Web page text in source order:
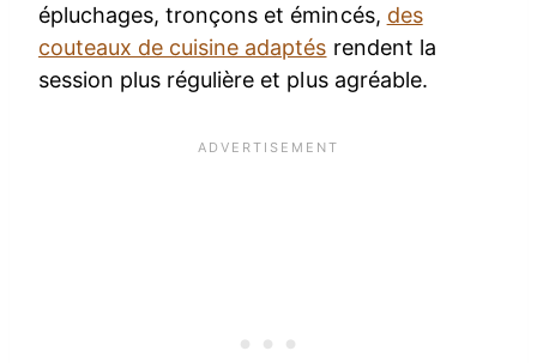
épluchages, tronçons et émincés, des
couteaux de cuisine adaptés rendent la
session plus régulière et plus agréable.